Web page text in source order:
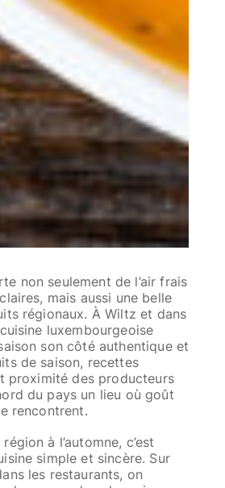
non seulement de l’air frais
mais aussi une belle
régionaux. À Wiltz et dans
luxembourgeoise
son côté authentique et
de saison, recettes
proximité des producteurs
du pays un lieu où goût
rencontrent.
à l’automne, c’est
simple et sincère. Sur
les restaurants, on